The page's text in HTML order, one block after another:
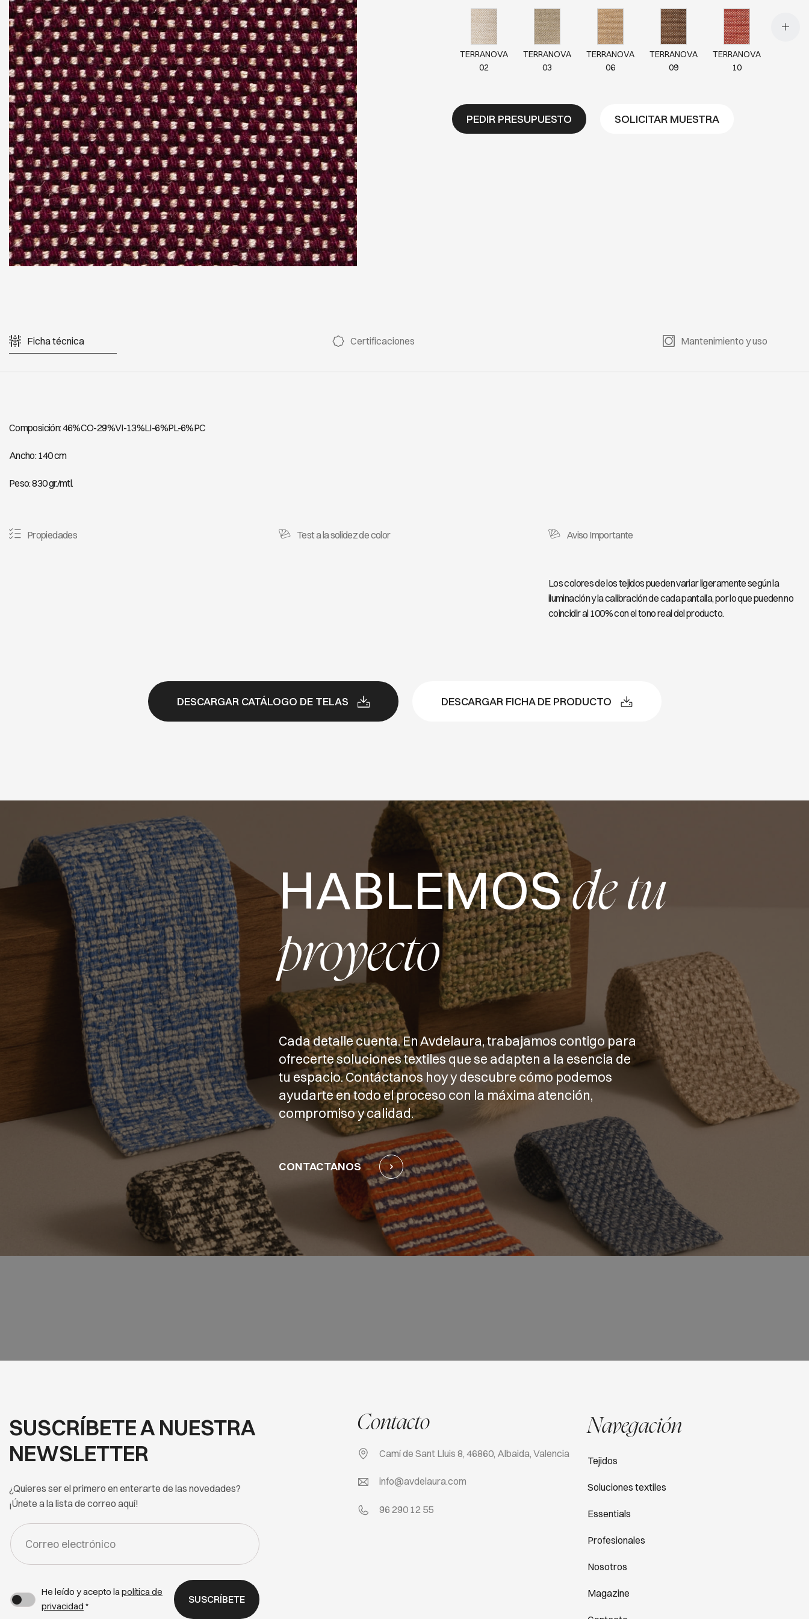
TERRANOVA
02
TERRANOVA
03
TERRANOVA
06
TERRANOVA
09
TERRANOVA
10
PEDIR PRESUPUESTO SOLICITAR MUESTRA
Ficha técnica Certificaciones Mantenimiento y uso
Composición: 46%CO-29%VI-13%LI-6%PL-6%PC
Ancho: 140 cm
Peso: 830 gr./mtl.
Propiedades Test a la solidez de color Aviso Importante
Los colores de los tejidos pueden variar ligeramente según la
iluminación y la calibración de cada pantalla, por lo que pueden no
coincidir al 100% con el tono real del producto.
DESCARGAR CATÁLOGO DE TELAS DESCARGAR FICHA DE PRODUCTO
HABLEMOSde tu
proyecto
Cada detalle cuenta. En Avdelaura, trabajamos contigo para
ofrecerte soluciones textiles que se adapten a la esencia de
tu espacio. Contáctanos hoy y descubre cómo podemos
ayudarte en todo el proceso con la máxima atención,
compromiso y calidad.
CONTACTANOS
SUSCRÍBETE A NUESTRA
NEWSLETTER
¿Quieres ser el primero en enterarte de las novedades?
¡Únete a la lista de correo aquí!
FORM
NEWSLETTER
He leído y acepto lapolítica de
privacidad *
SUSCRÍBETE
Contacto
Camí de Sant Lluis 8, 46860, Albaida, Valencia
info@avdelaura.com
96 290 12 55
Navegación
Tejidos
Soluciones textiles
Essentials
Profesionales
Nosotros
Magazine